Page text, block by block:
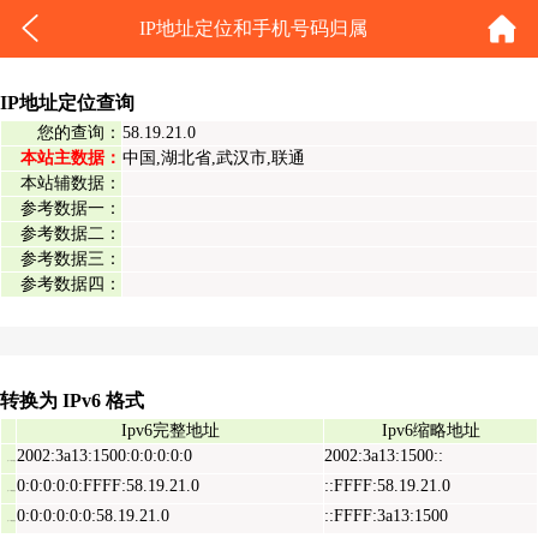
IP地址定位和手机号码归属
IP地址定位查询
您的查询： 58.19.21.0
本站主数据： 中国,湖北省,武汉市,联通
本站辅数据：
参考数据一：
参考数据二：
参考数据三：
参考数据四：
转换为 IPv6 格式
Ipv6完整地址 Ipv6缩略地址
2002:3a13:1500:0:0:0:0:0 2002:3a13:1500::
0:0:0:0:0:FFFF:58.19.21.0 ::FFFF:58.19.21.0
0:0:0:0:0:0:58.19.21.0 ::FFFF:3a13:1500